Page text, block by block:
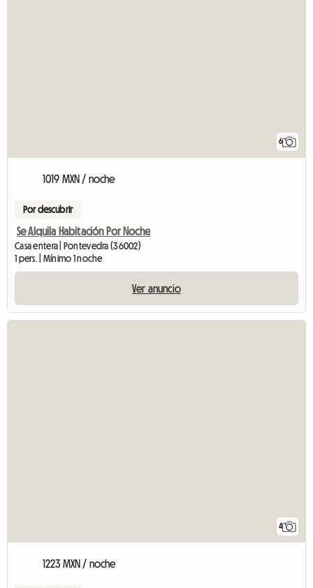
6
1019 MXN / noche
Por descubrir
Se Alquila Habitación Por Noche
Casa entera | Pontevedra (36002)
1 pers. | Mínimo 1 noche
Ver anuncio
4
1223 MXN / noche